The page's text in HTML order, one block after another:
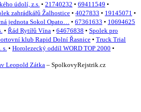
údolí, z.s. • 21740232 • 69411549 •
zahrádkářů Žalhostice • 4027833 • 19145071 •
jednota Sokol Opato… • 67361633 • 10694625
• Řád Rytířů Vína • 64676838 • Spolek pro
klub Rapid Dolní Řasnice • Truck Trial
s. • Horolezecký oddíl WORD TOP 2000 •
Leopold Zátka – SpolkovyRejstrik.cz